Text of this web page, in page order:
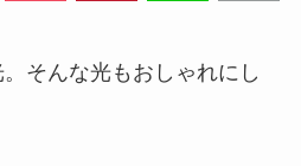
そんな光もおしゃれにし